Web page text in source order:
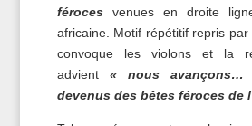
férocesvenues en droite
africaine. Motif répétitif repris
convoque les violons et la
advient « nous avançons…
devenus des bêtes féroces de